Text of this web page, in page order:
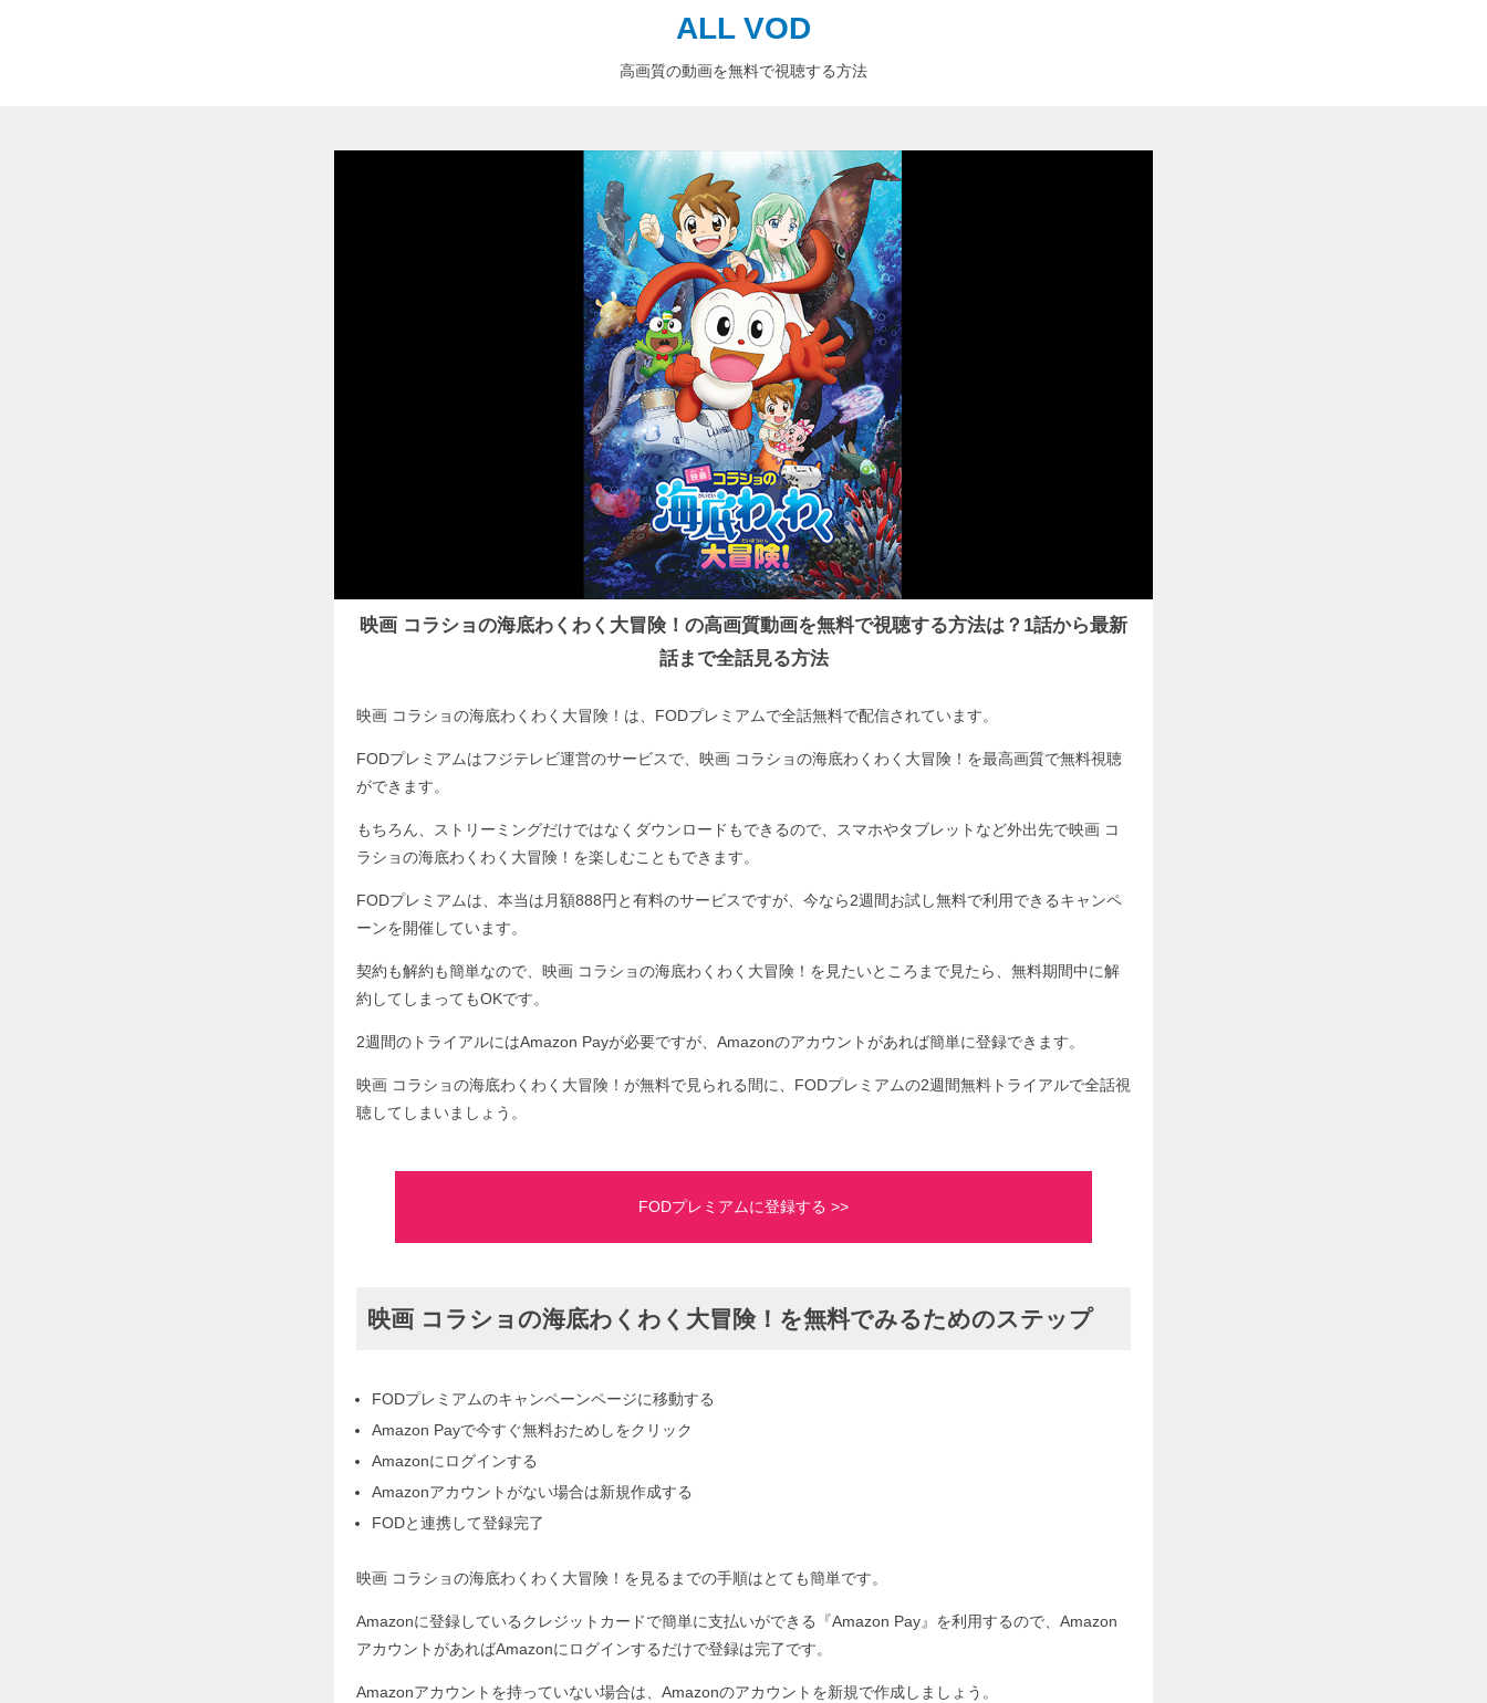
ALL VOD
高画質の動画を無料で視聴する方法
映画 コラショの海底わくわく大冒険！の高画質動画を無料で視聴する方法は？1話から最新
話まで全話見る方法
映画 コラショの海底わくわく大冒険！は、FODプレミアムで全話無料で配信されています。
FODプレミアムはフジテレビ運営のサービスで、映画 コラショの海底わくわく大冒険！を最高画質で無料視聴
ができます。
もちろん、ストリーミングだけではなくダウンロードもできるので、スマホやタブレットなど外出先で映画 コ
ラショの海底わくわく大冒険！を楽しむこともできます。
FODプレミアムは、本当は月額888円と有料のサービスですが、今なら2週間お試し無料で利用できるキャンペ
ーンを開催しています。
契約も解約も簡単なので、映画 コラショの海底わくわく大冒険！を見たいところまで見たら、無料期間中に解
約してしまってもOKです。
2週間のトライアルにはAmazon Payが必要ですが、Amazonのアカウントがあれば簡単に登録できます。
映画 コラショの海底わくわく大冒険！が無料で見られる間に、FODプレミアムの2週間無料トライアルで全話視
聴してしまいましょう。
FODプレミアムに登録する >>
映画 コラショの海底わくわく大冒険！を無料でみるためのステップ
FODプレミアムのキャンペーンページに移動する
Amazon Payで今すぐ無料おためしをクリック
Amazonにログインする
Amazonアカウントがない場合は新規作成する
FODと連携して登録完了
映画 コラショの海底わくわく大冒険！を見るまでの手順はとても簡単です。
Amazonに登録しているクレジットカードで簡単に支払いができる『Amazon Pay』を利用するので、Amazon
アカウントがあればAmazonにログインするだけで登録は完了です。
Amazonアカウントを持っていない場合は、Amazonのアカウントを新規で作成しましょう。